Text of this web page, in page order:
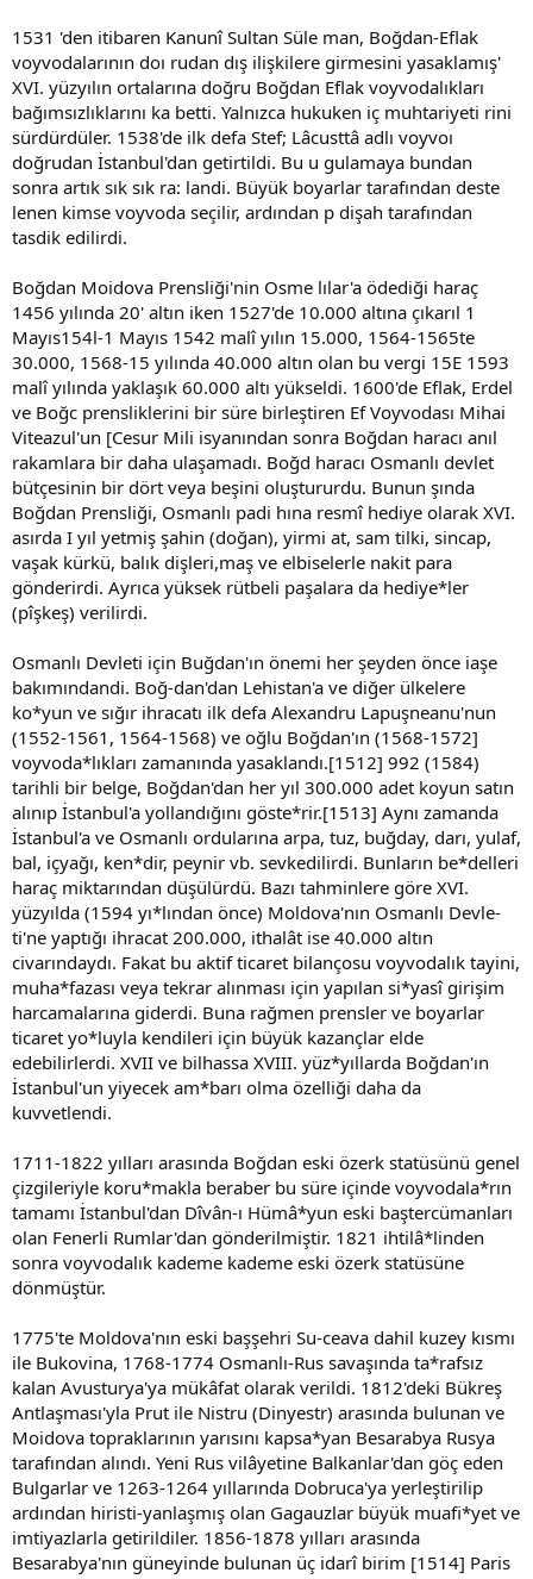
1531 'den itibaren Kanunî Sultan Süle man, Boğdan-Eflak
voyvodalarının doı rudan dış ilişkilere girmesini yasaklamış'
XVI. yüzyılın ortalarına doğru Boğdan Eflak voyvodalıkları
bağımsızlıklarını ka betti. Yalnızca hukuken iç muhtariyeti rini
sürdürdüler. 1538'de ilk defa Stef; Lâcusttâ adlı voyvoı
doğrudan İstanbul'dan getirtildi. Bu u gulamaya bundan
sonra artık sık sık ra: landi. Büyük boyarlar tarafından deste
lenen kimse voyvoda seçilir, ardından p dişah tarafından
tasdik edilirdi.
Boğdan Moidova Prensliği'nin Osme lılar'a ödediği haraç
1456 yılında 20' altın iken 1527'de 10.000 altına çıkarıl 1
Mayıs154l-1 Mayıs 1542 malî yılın 15.000, 1564-1565te
30.000, 1568-15 yılında 40.000 altın olan bu vergi 15E 1593
malî yılında yaklaşık 60.000 altı yükseldi. 1600'de Eflak, Erdel
ve Boğc prensliklerini bir süre birleştiren Ef Voyvodası Mihai
Viteazul'un [Cesur Mili isyanından sonra Boğdan haracı anıl
rakamlara bir daha ulaşamadı. Boğd haracı Osmanlı devlet
bütçesinin bir dört veya beşini oluştururdu. Bunun şında
Boğdan Prensliği, Osmanlı padi hına resmî hediye olarak XVI.
asırda I yıl yetmiş şahin (doğan), yirmi at, sam tilki, sincap,
vaşak kürkü, balık dişleri,maş ve elbiselerle nakit para
gönderirdi. Ayrıca yüksek rütbeli paşalara da hediye*ler
(pîşkeş) verilirdi.
Osmanlı Devleti için Buğdan'ın önemi her şeyden önce iaşe
bakımındandi. Boğ-dan'dan Lehistan'a ve diğer ülkelere
ko*yun ve sığır ihracatı ilk defa Alexandru Lapuşneanu'nun
(1552-1561, 1564-1568) ve oğlu Boğdan'ın (1568-1572]
voyvoda*lıkları zamanında yasaklandı.[1512] 992 (1584)
tarihli bir belge, Boğdan'dan her yıl 300.000 adet koyun satın
alınıp İstanbul'a yollandığını göste*rir.[1513] Aynı zamanda
İstanbul'a ve Osmanlı ordularına arpa, tuz, buğday, darı, yulaf,
bal, içyağı, ken*dir, peynir vb. sevkedilirdi. Bunların be*delleri
haraç miktarından düşülürdü. Bazı tahminlere göre XVI.
yüzyılda (1594 yı*lından önce) Moldova'nın Osmanlı Devle-
ti'ne yaptığı ihracat 200.000, ithalât ise 40.000 altın
civarındaydı. Fakat bu aktif ticaret bilançosu voyvodalık tayini,
muha*fazası veya tekrar alınması için yapılan si*yasî girişim
harcamalarına giderdi. Buna rağmen prensler ve boyarlar
ticaret yo*luyla kendileri için büyük kazançlar elde
edebilirlerdi. XVII ve bilhassa XVIII. yüz*yıllarda Boğdan'ın
İstanbul'un yiyecek am*barı olma özelliği daha da
kuvvetlendi.
1711-1822 yılları arasında Boğdan eski özerk statüsünü genel
çizgileriyle koru*makla beraber bu süre içinde voyvodala*rın
tamamı İstanbul'dan Dîvân-ı Hümâ*yun eski baştercümanları
olan Fenerli Rumlar'dan gönderilmiştir. 1821 ihtilâ*linden
sonra voyvodalık kademe kademe eski özerk statüsüne
dönmüştür.
1775'te Moldova'nın eski başşehri Su-ceava dahil kuzey kısmı
ile Bukovina, 1768-1774 Osmanlı-Rus savaşında ta*rafsız
kalan Avusturya'ya mükâfat olarak verildi. 1812'deki Bükreş
Antlaşması'yla Prut ile Nistru (Dinyestr) arasında bulunan ve
Moidova topraklarının yarısını kapsa*yan Besarabya Rusya
tarafından alındı. Yeni Rus vilâyetine Balkanlar'dan göç eden
Bulgarlar ve 1263-1264 yıllarında Dobruca'ya yerleştirilip
ardından hiristi-yanlaşmış olan Gagauzlar büyük muafi*yet ve
imtiyazlarla getirildiler. 1856-1878 yılları arasında
Besarabya'nın güneyinde bulunan üç idarî birim [1514] Paris